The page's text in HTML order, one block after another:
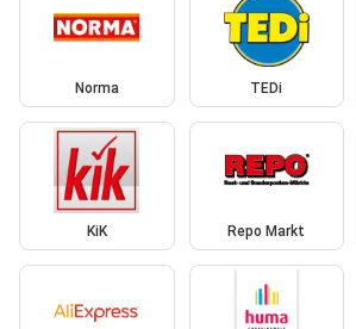
Norma TEDi
KiK Repo Markt